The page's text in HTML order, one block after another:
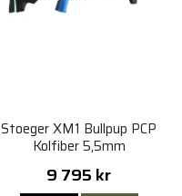
Stoeger XM1 Bullpup PCP
Kolfiber 5,5mm
9 795 kr